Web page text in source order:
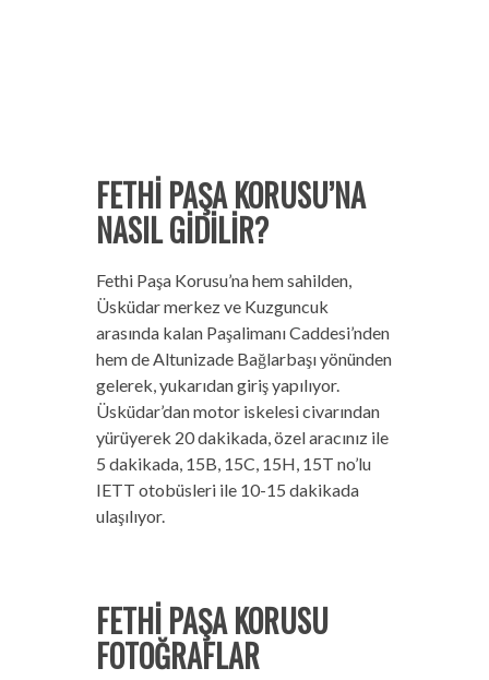
FETHİ PAŞA KORUSU’NA
NASIL GİDİLİR?
Fethi Paşa Korusu’na hem sahilden,
Üsküdar merkez ve Kuzguncuk
arasında kalan Paşalimanı Caddesi’nden
hem de Altunizade Bağlarbaşı yönünden
gelerek, yukarıdan giriş yapılıyor.
Üsküdar’dan motor iskelesi civarından
yürüyerek 20 dakikada, özel aracınız ile
5 dakikada, 15B, 15C, 15H, 15T no’lu
IETT otobüsleri ile 10-15 dakikada
ulaşılıyor.
FETHİ PAŞA KORUSU
FOTOĞRAFLAR